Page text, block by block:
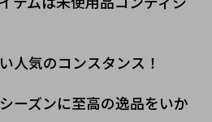
人気のコンスタンス！
ーズンに至高の逸品をいか